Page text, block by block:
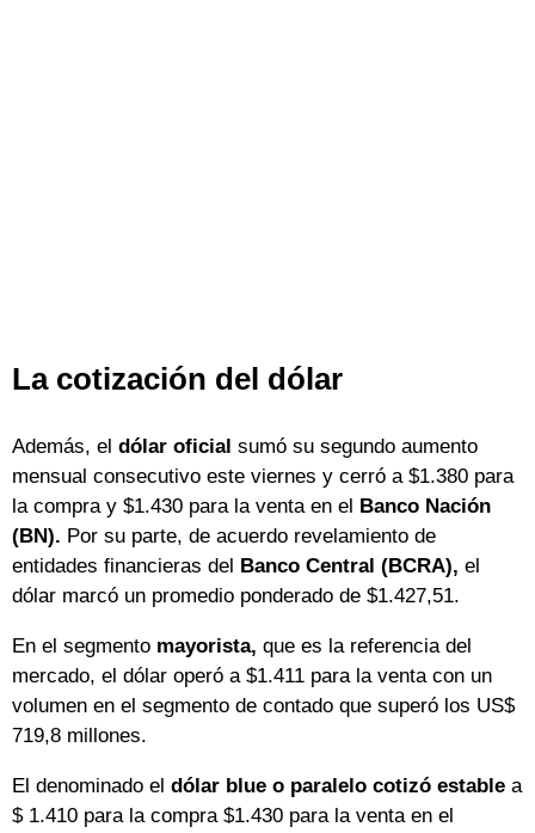
La cotización del dólar
Además, el dólar oficial sumó su segundo aumento
mensual consecutivo este viernes y cerró a $1.380 para
la compra y $1.430 para la venta en el
Banco Nación
(BN). Por su parte, de acuerdo revelamiento de
entidades financieras del
Banco Central (BCRA), el
dólar marcó un promedio ponderado de $1.427,51.
En el segmento mayorista, que es la referencia del
mercado, el dólar operó a $1.411 para la venta con un
volumen en el segmento de contado que superó los US$
719,8 millones.
El denominado el dólar blue o paralelo cotizó estable a
$ 1.410 para la compra $1.430 para la venta en el